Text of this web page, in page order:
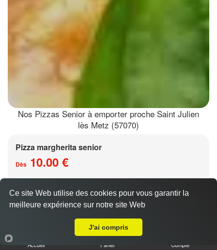
Nos Pizzas Senior à emporter proche Saint Julien
lès Metz (57070)
Pizza margherita senior
Dès 10.00 €
Base sauce tomate, mozzarella
Accueil Panier Compte
Ce site Web utilise des cookies pour vous garantir la
meilleure expérience sur notre site Web
J'ai compris